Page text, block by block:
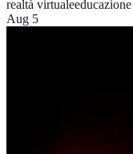
realtà virtualeeducazione
Aug 5